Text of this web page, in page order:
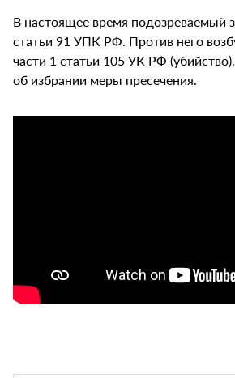
В настоящее время подозреваемый
статьи 91 УПК РФ. Против него
части 1 статьи 105 УК РФ
об избрании меры пресечения.